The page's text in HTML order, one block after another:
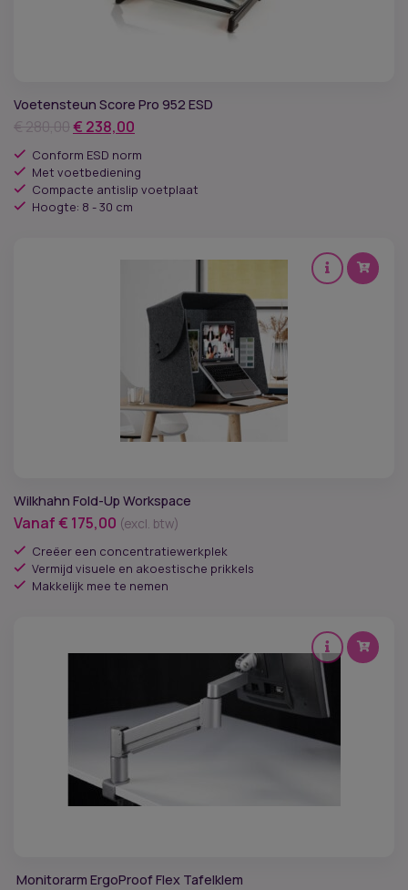
Voetensteun Score Pro 952 ESD
€280,00Oorspronkelijke
prijs
was:
€ 280,00.
€ 238,00
is:
€ 238,00.
Conform ESD norm
Met voetbediening
Compacte antislip voetplaat
Hoogte: 8 - 30 cm
Wilkhahn Fold-Up Workspace
Vanaf€ 175,00 (excl. btw)
Creëer een concentratiewerkplek
Vermijd visuele en akoestische prikkels
Makkelijk mee te nemen
Monitorarm ErgoProof Flex Tafelklem